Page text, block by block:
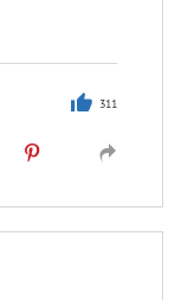
311